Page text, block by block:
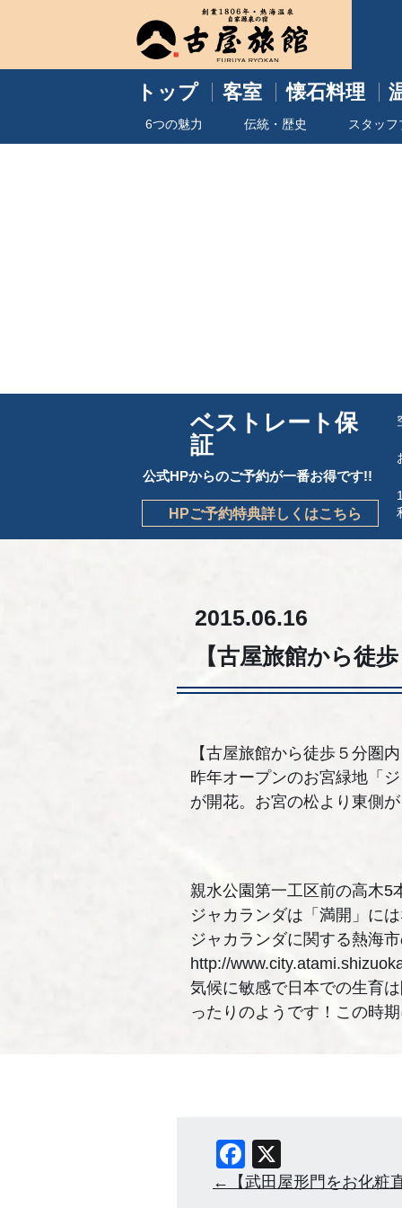
トップ 客室 懐石料理
6つの魅力 伝統・歴史 スタッフ
ベストレート保
証
公式HPからのご予約が一番お得です!!
HPご予約特典詳しくはこちら
2015.06.16
【古屋旅館から徒
【古屋旅館から徒歩５分圏
昨年オープンのお宮緑地「
が開花。お宮の松より東側
親水公園第一工区前の高木5
ジャカランダは「満開」に
ジャカランダに関する熱海
http://
気候に敏感で日本での生育
ったりのようです！この時
Facebook
【武田屋形門をお化